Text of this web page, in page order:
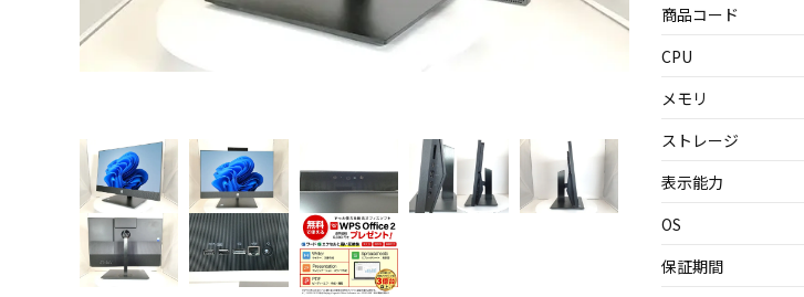
商品コード
CPU
メモリ
ストレージ
表示能力
OS
保証期間